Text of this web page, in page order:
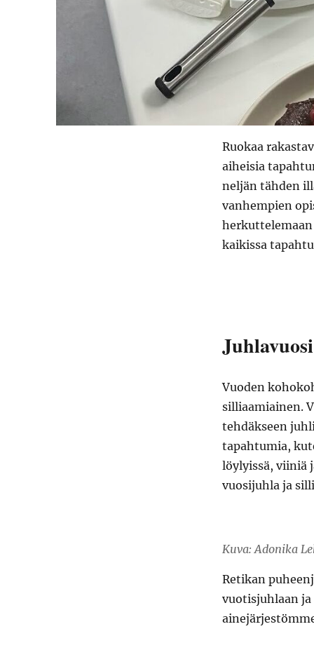
Ruokaa
aiheisia
neljän tähden
vanhempien
kaikissa
Vuoden
silliaamiainen.
tehdäkseen
tapahtumia,
löylyissä, viiniä
vuosijuhla ja
Kuva: Adonika
Retikan
vuotisjuhlaan ja